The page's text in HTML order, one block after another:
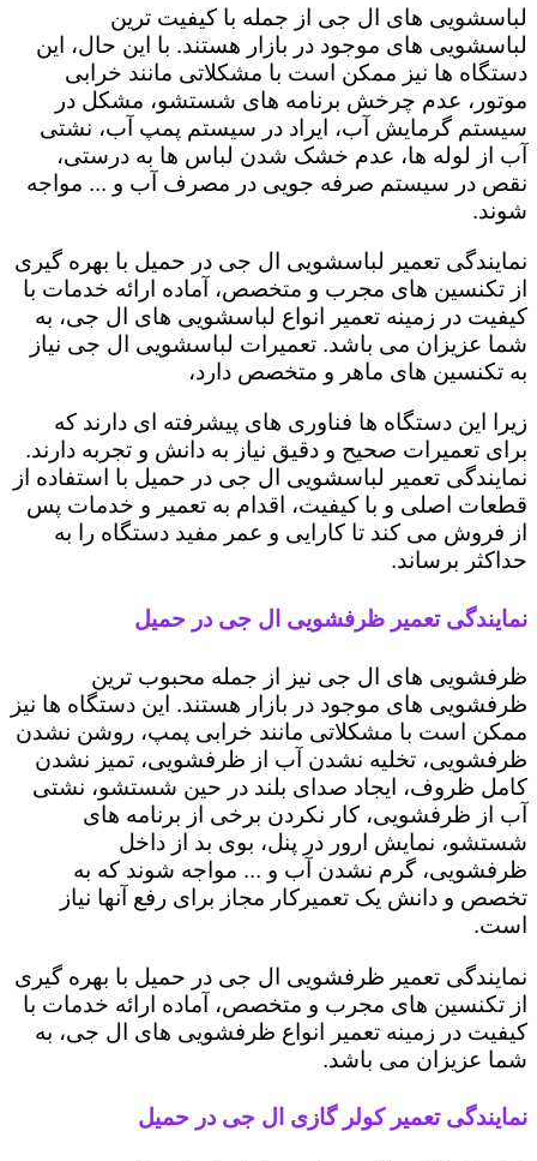
لباسشویی های ال جی از جمله با کیفیت ترین
لباسشویی های موجود در بازار هستند. با این حال، این
دستگاه ها نیز ممکن است با مشکلاتی مانند خرابی
موتور، عدم چرخش برنامه های شستشو، مشکل در
سیستم گرمایش آب، ایراد در سیستم پمپ آب، نشتی
آب از لوله ها، عدم خشک شدن لباس ها به درستی،
نقص در سیستم صرفه جویی در مصرف آب و ... مواجه
شوند.
نمایندگی تعمیر لباسشویی ال جی در حمیل با بهره گیری
از تکنسین های مجرب و متخصص، آماده ارائه خدمات با
کیفیت در زمینه تعمیر انواع لباسشویی های ال جی، به
شما عزیزان می باشد. تعمیرات لباسشویی ال جی نیاز
به تکنسین های ماهر و متخصص دارد،
زیرا این دستگاه ها فناوری های پیشرفته ای دارند که
برای تعمیرات صحیح و دقیق نیاز به دانش و تجربه دارند.
نمایندگی تعمیر لباسشویی ال جی در حمیل با استفاده از
قطعات اصلی و با کیفیت، اقدام به تعمیر و خدمات پس
از فروش می کند تا کارایی و عمر مفید دستگاه را به
حداکثر برساند.
نمایندگی تعمیر ظرفشویی ال جی در حمیل
ظرفشویی های ال جی نیز از جمله محبوب ترین
ظرفشویی های موجود در بازار هستند. این دستگاه ها نیز
ممکن است با مشکلاتی مانند خرابی پمپ، روشن نشدن
ظرفشویی، تخلیه نشدن آب از ظرفشویی، تمیز نشدن
کامل ظروف، ایجاد صدای بلند در حین شستشو، نشتی
آب از ظرفشویی، کار نکردن برخی از برنامه های
شستشو، نمایش ارور در پنل، بوی بد از داخل
ظرفشویی، گرم نشدن آب و ... مواجه شوند که به
تخصص و دانش یک تعمیرکار مجاز برای رفع آنها نیاز
است.
نمایندگی تعمیر ظرفشویی ال جی در حمیل با بهره گیری
از تکنسین های مجرب و متخصص، آماده ارائه خدمات با
کیفیت در زمینه تعمیر انواع ظرفشویی های ال جی، به
شما عزیزان می باشد.
نمایندگی تعمیر کولر گازی ال جی در حمیل